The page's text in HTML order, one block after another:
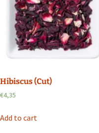
Hibiscus (Cut)
€4,35
Add to cart